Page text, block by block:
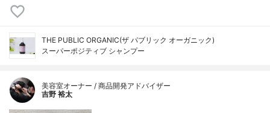
THE PUBLIC ORGANIC(ザ パブリック オーガニック)
スーパーポジティブ シャンプー
美容室オーナー / 商品開発アドバイザー
吉野 裕太